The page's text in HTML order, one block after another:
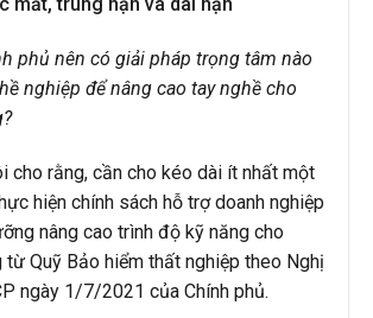
mắt, trung hạn và dài hạn
phủ nên có giải pháp trọng tâm nào
nghiệp để nâng cao tay nghề cho
cho rằng, cần cho kéo dài ít nhất một
hiện chính sách hỗ trợ doanh nghiệp
nâng cao trình độ kỹ năng cho
Quỹ Bảo hiểm thất nghiệp theo Nghị
ngày 1/7/2021 của Chính phủ.